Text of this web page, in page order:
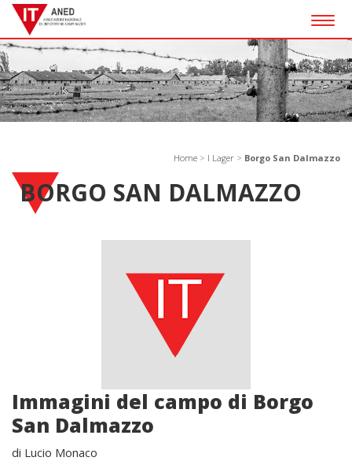
Home > I Lager > Borgo San Dalmazzo
BORGO SAN DALMAZZO
Immagini del campo di Borgo
San Dalmazzo
di Lucio Monaco